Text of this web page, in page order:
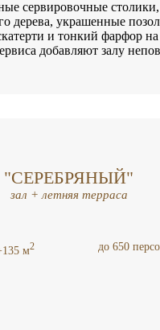
сервировочные
дерева, украшенные
и тонкий фарфор
добавляют залу
"СЕРЕБРЯНЫЙ"
зал + летняя терраса
м2 до 650